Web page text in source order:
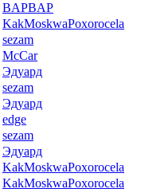
BAPBAP
KakMoskwaPoxorocela
sezam
McCar
Эдуард
sezam
Эдуард
edge
sezam
Эдуард
KakMoskwaPoxorocela
KakMoskwaPoxorocela